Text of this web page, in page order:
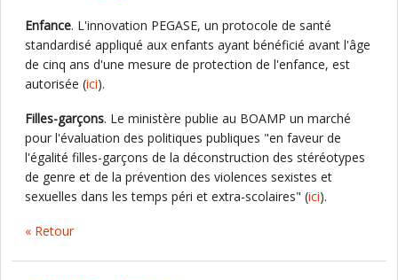
Enfance. L'innovation PEGASE, un protocole de santé
standardisé appliqué aux enfants ayant bénéficié avant l'âge
de cinq ans d'une mesure de protection de l'enfance, est
autorisée (ici).
Filles-garçons. Le ministère publie au BOAMP un marché
pour l'évaluation des politiques publiques "en faveur de
l'égalité filles-garçons de la déconstruction des stéréotypes
de genre et de la prévention des violences sexistes et
sexuelles dans les temps péri et extra-scolaires" (ici).
« Retour